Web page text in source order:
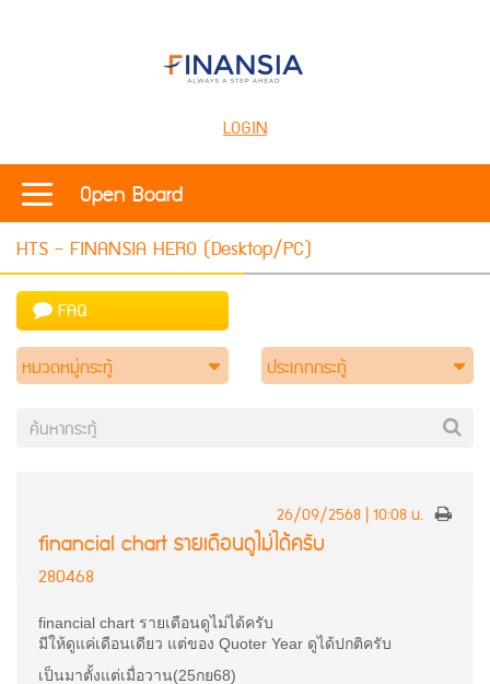
LOGIN
Open Board
HTS - FINANSIA HERO (Desktop/PC)
FAQ
หมวดหมู่กระทู้
ประเภทกระทู้
26/09/2568 | 10:08 น.
financial chart รายเดือนดูไม่ได้ครับ
280468
financial chart รายเดือนดูไม่ได้ครับ
มีให้ดูแค่เดือนเดียว แต่ของ Quoter Year ดูได้ปกติครับ
เป็นมาตั้งแต่เมื่อวาน(25กย68)